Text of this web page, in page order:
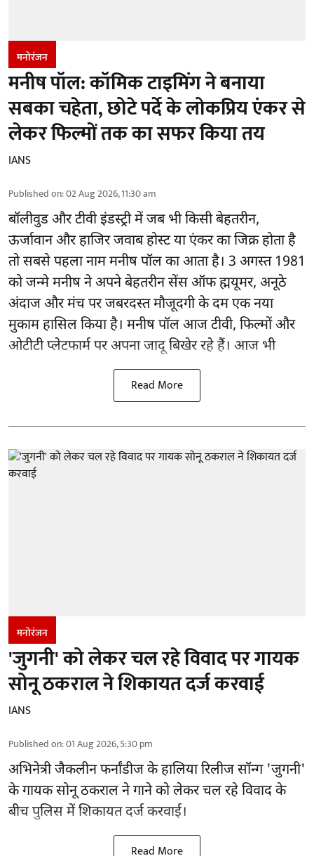
मनोरंजन
मनीष पॉल: कॉमिक टाइमिंग ने बनाया
सबका चहेता, छोटे पर्दे के लोकप्रिय एंकर से
लेकर फिल्मों तक का सफर किया तय
IANS
Published on:02 Aug 2026, 11:30 am
बॉलीवुड और टीवी इंडस्ट्री में जब भी किसी बेहतरीन,
ऊर्जावान और हाजिर जवाब होस्ट या एंकर का जिक्र होता है
तो सबसे पहला नाम मनीष पॉल का आता है। 3 अगस्त 1981
को जन्मे मनीष ने अपने बेहतरीन सेंस ऑफ ह्मयूमर, अनूठे
अंदाज और मंच पर जबरदस्त मौजूदगी के दम एक नया
मुकाम हासिल किया है। मनीष पॉल आज टीवी, फिल्मों और
ओटीटी प्लेटफार्म पर अपना जादू बिखेर रहे हैं। आज भी
Read More
मनोरंजन
'जुगनी' को लेकर चल रहे विवाद पर गायक
सोनू ठकराल ने शिकायत दर्ज करवाई
IANS
Published on:01 Aug 2026, 5:30 pm
अभिनेत्री जैकलीन फर्नांडीज के हालिया रिलीज सॉन्ग 'जुगनी'
के गायक सोनू ठकराल ने गाने को लेकर चल रहे विवाद के
बीच पुलिस में शिकायत दर्ज करवाई।
Read More